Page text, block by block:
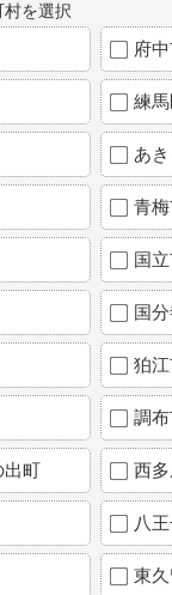
を選択
府
練
あ
青
国
国
狛
調
出町 西
八
東